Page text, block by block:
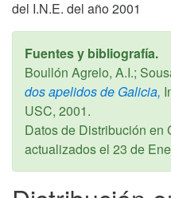
del I.N.E. del año 2001
Fuentes y bibliografía.
Boullón Agrelo, A.I.;
dos apelidos de Galicia,
USC, 2001.
Datos de Distribución en
actualizados el 23 de